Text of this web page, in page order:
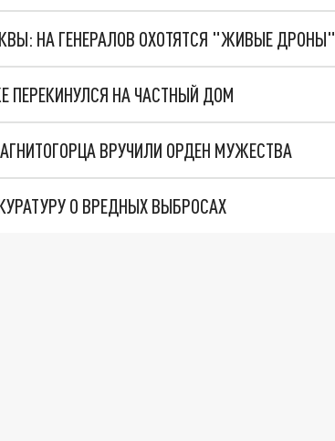
НА ГЕНЕРАЛОВ ОХОТЯТСЯ "ЖИВЫЕ ДРОНЫ"
ПЕРЕКИНУЛСЯ НА ЧАСТНЫЙ ДОМ
ВРУЧИЛИ ОРДЕН МУЖЕСТВА
О ВРЕДНЫХ ВЫБРОСАХ